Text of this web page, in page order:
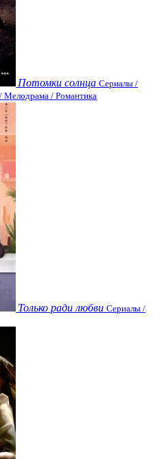
Потомки солнца Сериалы /
Мелодрама / Романтика
Только ради любви Сериалы /